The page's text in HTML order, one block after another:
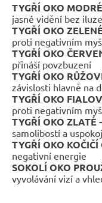
TYGŘÍ OKO
jasné vidění bez iluze
TYGŘÍ OKO
proti negativním
TYGŘÍ OKO
přináší povzbuzení
TYGŘÍ OKO
závislosti hlavně na
TYGŘÍ OKO
proti negativním
TYGŘÍ OKO ZLATÉ -
samolibostí a
TYGŘÍ OKO KOČIČÍ
negativní energie
SOKOLÍ OKO
vyvolávání vizí a